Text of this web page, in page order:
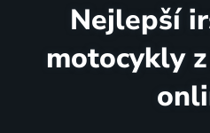
Nejlepší
motocykly